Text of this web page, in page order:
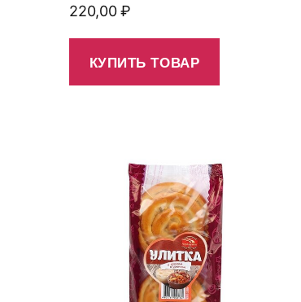
220,00₽
КУПИТЬ ТОВАР